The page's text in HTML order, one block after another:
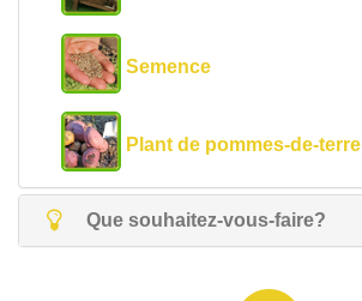
Semence
Plant de pommes-de-terre
Que souhaitez-vous-faire?